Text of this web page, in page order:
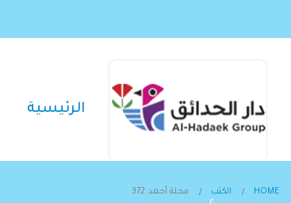
الرئيسية
HOME الكتب مجلة أحمد 372